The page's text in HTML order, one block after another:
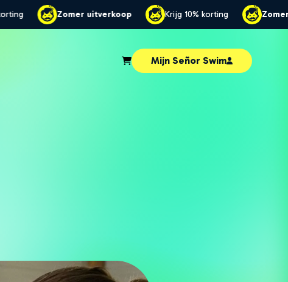
Krijg 10% korting Zomer uitverkoop Krijg 10% korting
Mijn Señor Swim